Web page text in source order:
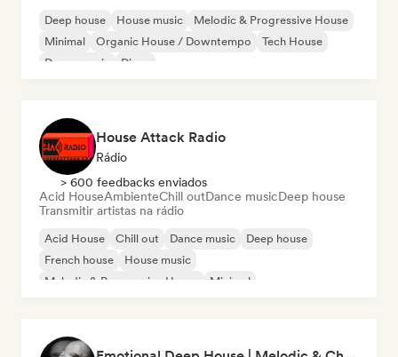
Deep house House music
Melodic & Progressive House
Minimal
Organic House / Downtempo
Tech House
Dance music
Disco
House Attack Radio
Rádio
> 600 feedbacks enviados
Acid HouseAmbienteChill outDance musicDeep house
Transmitir artistas na rádio
Acid House Chill out Dance music
Deep house
French house
House music
Melodic & Progressive House
Minimal